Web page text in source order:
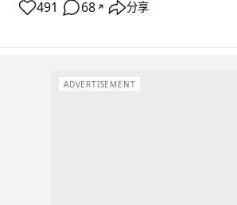
491 68 ↗ 分享
ADVERTISEMENT